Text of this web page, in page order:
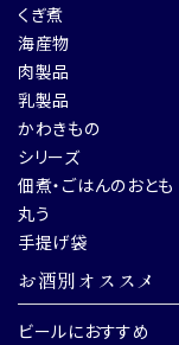
くぎ煮
海産物
肉製品
乳製品
かわきもの
シリーズ
佃煮・ごはんのおとも
丸う
手提げ袋
お酒別オススメ
ビールにおすすめ